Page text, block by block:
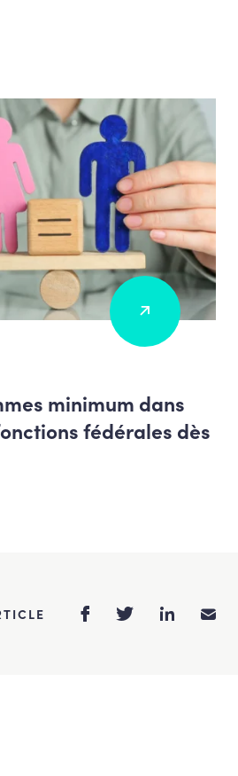
minimum dans
fédérales dès